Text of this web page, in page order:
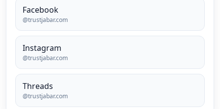
Facebook
@trustjabar.com
Instagram
@trustjabar.com
Threads
@trustjabar.com